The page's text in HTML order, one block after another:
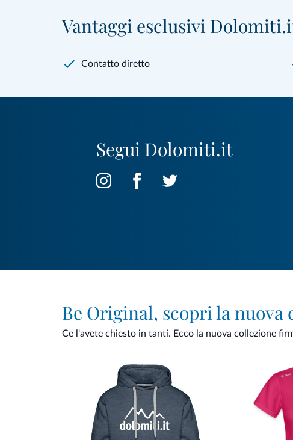
Vantaggi esclusivi
Contatto diretto
Segui Dolomiti.it
Be Original, scopri la nuova
Ce l'avete chiesto in tanti. Ecco la nuova collezione